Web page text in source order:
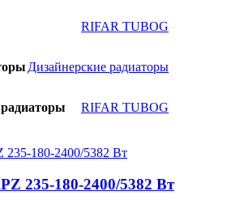
RIFAR TUBOG
Дизайнерские радиаторы
RIFAR TUBOG
235-180-2400/5382 Вт